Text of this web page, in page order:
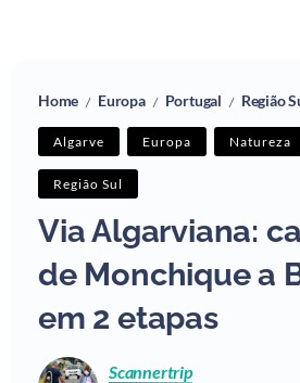
Home / Europa / Portugal / Região
Algarve Europa Natureza
Região Sul
Via Algarviana:
de Monchique a
em 2 etapas
Scannertrip